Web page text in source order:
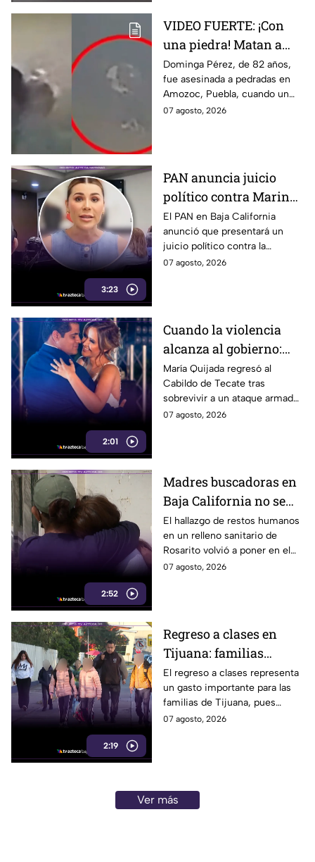
VIDEO FUERTE: ¡Con
una piedra! Matan a
vendedora de cemitas
de 82 años mientras iba
a su casa
Dominga Pérez, de 82 años,
fue asesinada a pedradas en
Amozoc, Puebla, cuando un
sujeto le robó los 90 pesos
07 agosto, 2026
3:23
PAN anuncia juicio
político contra Marina
del Pilar y la fiscal de
Baja California
El PAN en Baja California
anunció que presentará un
juicio político contra la
gobernadora y la fiscal del
07 agosto, 2026
2:01
Cuando la violencia
alcanza al gobierno:
regidora de Tecate
vuelve al Cabildo tras
sobrevivir a un ataque
armado
María Quijada regresó al
Cabildo de Tecate tras
sobrevivir a un ataque armado
en el que murió su esposo y
07 agosto, 2026
2:52
Madres buscadoras en
Baja California no se
detienen: hallazgo de
restos humanos
reaviva la
preocupación
El hallazgo de restos humanos
en un relleno sanitario de
Rosarito volvió a poner en el
centro la labor de las madres
07 agosto, 2026
2:19
Regreso a clases en
Tijuana: familias
podrían gastar hasta 5
mil pesos en uniformes
y calzado
El regreso a clases representa
un gasto importante para las
familias de Tijuana, pues
uniformes y calzado pueden
07 agosto, 2026
Ver más